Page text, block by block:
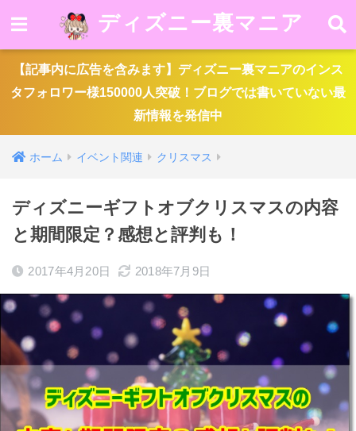
ディズニー裏マニア
【記事内に広告を含みます】ディズニー裏マニアのインス
タフォロワー様150000人突破！ブログでは書いていない最
新情報を発信中
ホーム イベント関連 クリスマス
ディズニーギフトオブクリスマスの内容
と期間限定？感想と評判も！
2017年4月20日 2018年7月9日